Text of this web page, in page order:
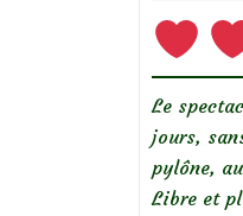
Le
jours,
pylône,
Libre et